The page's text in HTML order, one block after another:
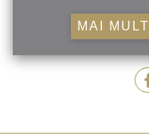
MAI MULT